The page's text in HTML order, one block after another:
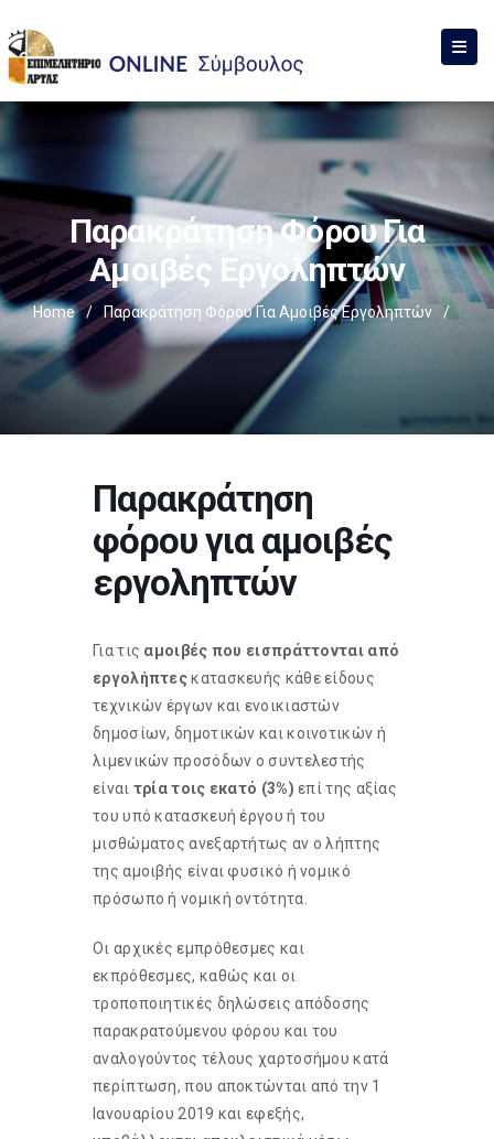
Παρακράτηση Φόρου Για
Αμοιβές Εργοληπτών
Home / Παρακράτηση Φόρου Για Αμοιβές Εργοληπτών /
Παρακράτηση
φόρου για αμοιβές
εργοληπτών
Για τις αμοιβές που εισπράττονται από
εργολήπτεςκατασκευής κάθε είδους
τεχνικών έργων και ενοικιαστών
δημοσίων, δημοτικών και κοινοτικών ή
λιμενικών προσόδων ο συντελεστής
είναι τρία τοις εκατό (3%) επί της αξίας
του υπό κατασκευή έργου ή του
μισθώματος ανεξαρτήτως αν ο λήπτης
της αμοιβής είναι φυσικό ή νομικό
πρόσωπο ή νομική οντότητα.
Οι αρχικές εμπρόθεσμες και
εκπρόθεσμες, καθώς και οι
τροποποιητικές δηλώσεις απόδοσης
παρακρατούμενου φόρου και του
αναλογούντος τέλους χαρτοσήμου κατά
περίπτωση, που αποκτώνται από την 1
Ιανουαρίου 2019 και εφεξής,